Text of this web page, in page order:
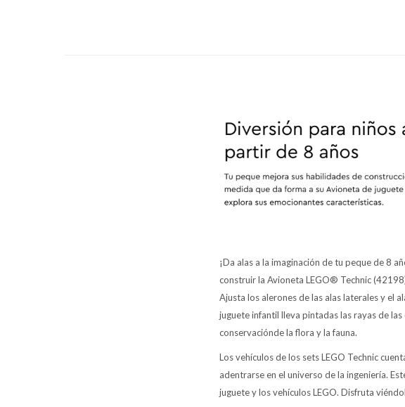
¡Da alas a la imaginación de tu peque de 8
construir la Avioneta LEGO® Technic
Ajusta los alerones de las alas laterales y el
juguete infantil lleva pintadas las rayas de
conservaciónde la flora y la fauna.
Los vehículos de los sets LEGO Technic
adentrarse en el universo de la ingeniería.
juguete y los vehículos LEGO. Disfruta